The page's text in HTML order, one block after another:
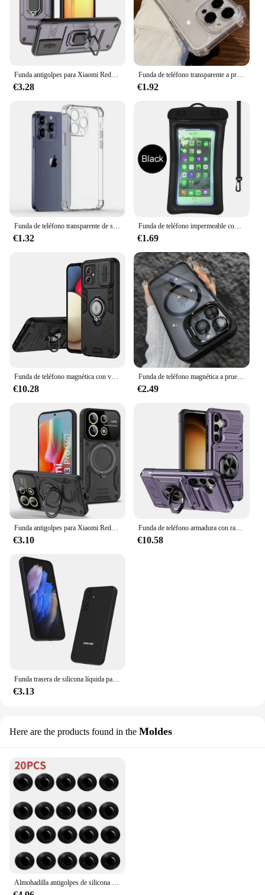
€3.28
Funda de teléfono transparente a prueba de golpes para iPhone, cubierta trasera dura transparente, parachoques de silicona, de lujo, para iPhone 15, 14, 13, 12, 11 Pro Max, X, XR, XS, 8 Plus
€1.92
€1.32
Funda de teléfono impermeable con Airbag flotante para iPhone, 11, 12, 13, 14 Pro Max, Samsung S23, S22, Xiaomi 13, Huawei P30, 20 Lite
€1.69
Funda de teléfono magnética con ventana de empuje adecuada para Motorola Moto Edge40Neo G54 G24 G34 G84 G14 G53 G22, cubierta trasera de protección anticaída
€10.28
Funda de teléfono magnética a prueba de golpes para iPhone, cubierta trasera de protección de lente de vidrio, soporte de lujo para iPhone 16, 15, 14, 13, 12, 11 Pro Max, 15 Plus
€2.49
Funda antigolpes para Xiaomi Redmi Note 13 Pro 4G, carcasa trasera con anillo magnético, armadura, 4G
€3.10
Funda de teléfono armadura con ranura para tarjeta para Samsung Galaxy A15, A14, A35, A55, A25, cubierta trasera con anillo magnético
€10.58
Funda trasera de silicona líquida para teléfono Samsung Galaxy, Carcasa protectora para A55, A35, A25, A15, A05S, A04S, A54, A34, A24, A14, A23
€3.13
Here are the products found in the Moldes
Almohadilla antigolpes de silicona para puerta de coche, pegatinas de cojín grueso, aislamiento acústico Universal para maletero, 20 piezas